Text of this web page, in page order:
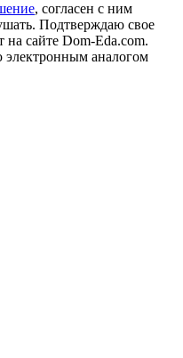
, согласен с ним
Подтверждаю свое
на сайте Dom-Eda.com.
электронным аналогом